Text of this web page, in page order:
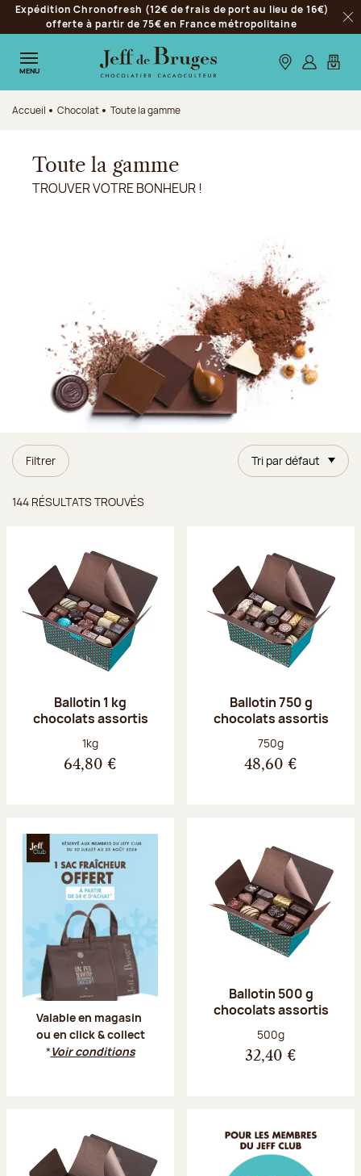
Aller à la navigation
Aller au contenu principal
Aller au pied de page
Expédition Chronofresh (12€ de frais de port au lieu de 16€)
offerte à partir de 75€ en France métropolitaine
MENU Nos boutiques
S’identifier
Mon
Accueil Chocolat Toute la gamme
Toute la gamme
TROUVER VOTRE BONHEUR !
Filtrer Tri par défaut
144 RÉSULTATS TROUVÉS
Ballotin 1 kg
chocolats assortis
Poids net :
1kg
64,80 €
Ballotin 750 g
chocolats assortis
Poids net :
750g
48,60 €
Valable en magasin
ou en click & collect
*Voir conditions
Ballotin 500 g
chocolats assortis
Poids net :
500g
32,40 €